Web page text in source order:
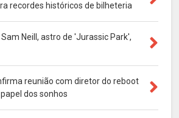
recordes históricos de bilheteria
Neill, astro de 'Jurassic Park',
reunião com diretor do reboot
dos sonhos